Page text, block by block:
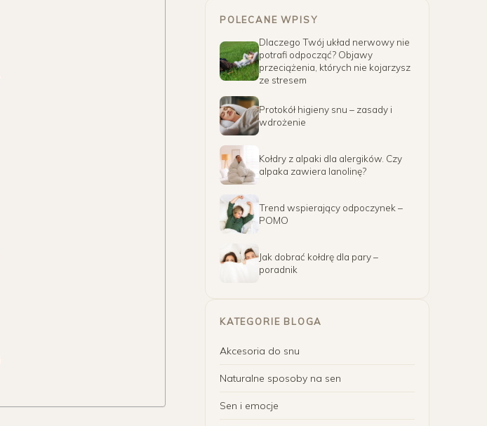
POLECANE WPISY
Dlaczego Twój układ nerwowy nie
potrafi odpocząć? Objawy
przeciążenia, których nie kojarzysz
ze stresem
Protokół higieny snu – zasady i
wdrożenie
Kołdry z alpaki dla alergików. Czy
alpaka zawiera lanolinę?
Trend wspierający odpoczynek –
POMO
Jak dobrać kołdrę dla pary –
poradnik
KATEGORIE BLOGA
Akcesoria do snu
Naturalne sposoby na sen
Sen i emocje